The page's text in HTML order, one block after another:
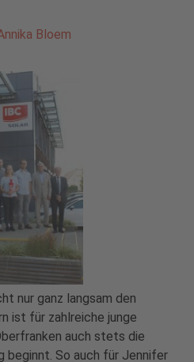
Bloem
nur ganz langsam den
ist für zahlreiche junge
auch stets die
beginnt. So auch für Jennifer